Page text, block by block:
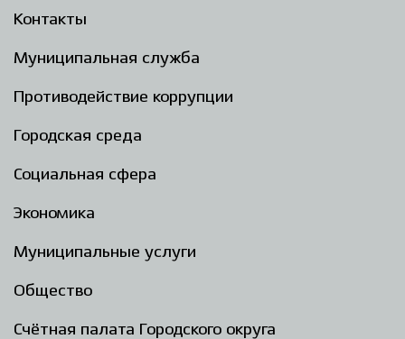
Контакты
Муниципальная служба
Противодействие коррупции
Городская среда
Социальная сфера
Экономика
Муниципальные услуги
Общество
Счётная палата Городского округа